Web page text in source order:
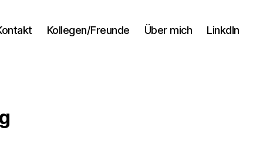
Kollegen/Freunde Über mich LinkdIn